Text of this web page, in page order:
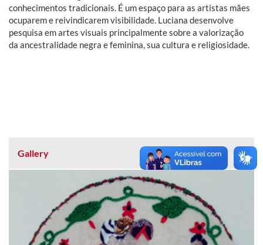
conhecimentos tradicionais. É um espaço para as artistas mães
ocuparem e reivindicarem visibilidade. Luciana desenvolve
pesquisa em artes visuais principalmente sobre a valorização
da ancestralidade negra e feminina, sua cultura e religiosidade.
Gallery